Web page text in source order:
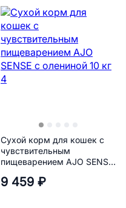
Сухой корм для кошек с
чувствительным
пищеварением AJO SENSE
9 459 ₽